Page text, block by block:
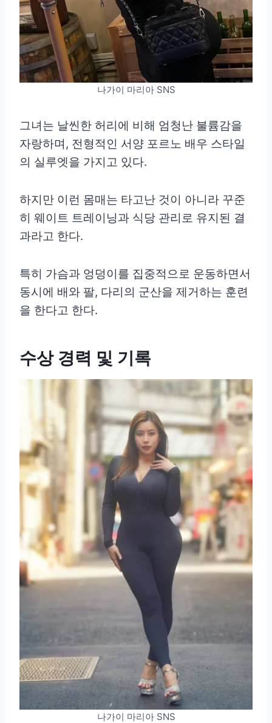
나가이 마리아 SNS
그녀는 날씬한 허리에 비해 엄청난 불륨감을
자랑하며, 전형적인 서양 포르노 배우 스타일
의 실루엣을 가지고 있다.
하지만 이런 몸매는 타고난 것이 아니라 꾸준
히 웨이트 트레이닝과 식당 관리로 유지된 결
과라고 한다.
특히 가슴과 엉덩이를 집중적으로 운동하면서
동시에 배와 팔, 다리의 군산을 제거하는 훈련
을 한다고 한다.
수상 경력 및 기록
나가이 마리아 SNS